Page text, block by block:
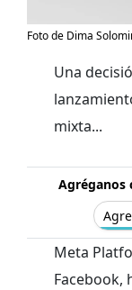
Foto de Dima
Una
mixta...
Agréganos
Meta
Facebook,